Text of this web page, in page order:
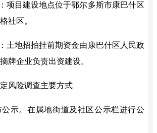
项目建设地点位于鄂尔多斯市康巴什区
社区。
土地招拍挂前期资金由康巴什区人民政
牌企业负责出资建设。
风险调查主要方式
公示。在属地街道及社区公示栏进行公